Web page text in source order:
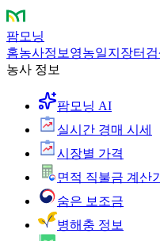
팜모닝
홈농사정보 영농일지 장터
농사 정보
팜모닝 AI
실시간 경매 시세
시장별 가격
면적 직불금 계산기
숨은 보조금
병해충 정보